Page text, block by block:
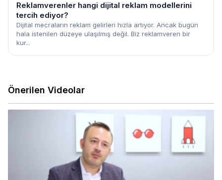
Reklamverenler hangi dijital reklam modellerini
tercih ediyor?
Dijital mecraların reklam gelirleri hızla artıyor. Ancak bugün
hala istenilen düzeye ulaşılmış değil. Biz reklamveren bir
kur...
Önerilen Videolar